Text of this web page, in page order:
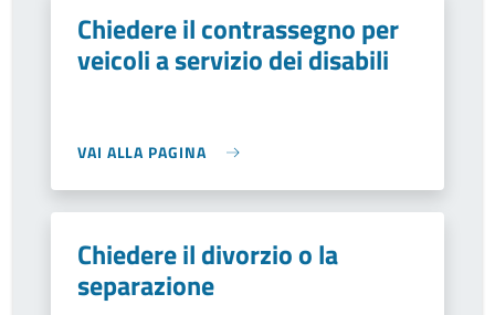
Chiedere il contrassegno per
veicoli a servizio dei disabili
VAI ALLA PAGINA
Chiedere il divorzio o la
separazione